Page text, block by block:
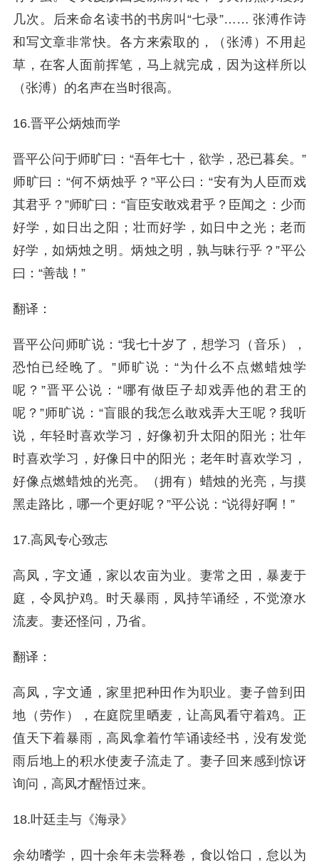
几次。后来命名读书的书房叫“七录”…… 张溥作诗
和写文章非常快。各方来索取的，（张溥）不用起
草，在客人面前挥笔，马上就完成，因为这样所以
（张溥）的名声在当时很高。
16.晋平公炳烛而学
晋平公问于师旷曰：“吾年七十，欲学，恐已暮矣。”
师旷曰：“何不炳烛乎？”平公曰：“安有为人臣而戏
其君乎？”师旷曰：“盲臣安敢戏君乎？臣闻之：少而
好学，如日出之阳；壮而好学，如日中之光；老而
好学，如炳烛之明。炳烛之明，孰与昧行乎？”平公
曰：“善哉！”
翻译：
晋平公问师旷说：“我七十岁了，想学习（音乐），
恐怕已经晚了。”师旷说：“为什么不点燃蜡烛学
呢？”晋平公说：“哪有做臣子却戏弄他的君王的
呢？”师旷说：“盲眼的我怎么敢戏弄大王呢？我听
说，年轻时喜欢学习，好像初升太阳的阳光；壮年
时喜欢学习，好像日中的阳光；老年时喜欢学习，
好像点燃蜡烛的光亮。（拥有）蜡烛的光亮，与摸
黑走路比，哪一个更好呢？”平公说：“说得好啊！”
17.高凤专心致志
高凤，字文通，家以农亩为业。妻常之田，暴麦于
庭，令凤护鸡。时天暴雨，凤持竿诵经，不觉潦水
流麦。妻还怪问，乃省。
翻译：
高凤，字文通，家里把种田作为职业。妻子曾到田
地（劳作），在庭院里晒麦，让高凤看守着鸡。正
值天下着暴雨，高凤拿着竹竿诵读经书，没有发觉
雨后地上的积水使麦子流走了。妻子回来感到惊讶
询问，高凤才醒悟过来。
18.叶廷圭与《海录》
余幼嗜学，四十余年未尝释卷，食以饴口，怠以为